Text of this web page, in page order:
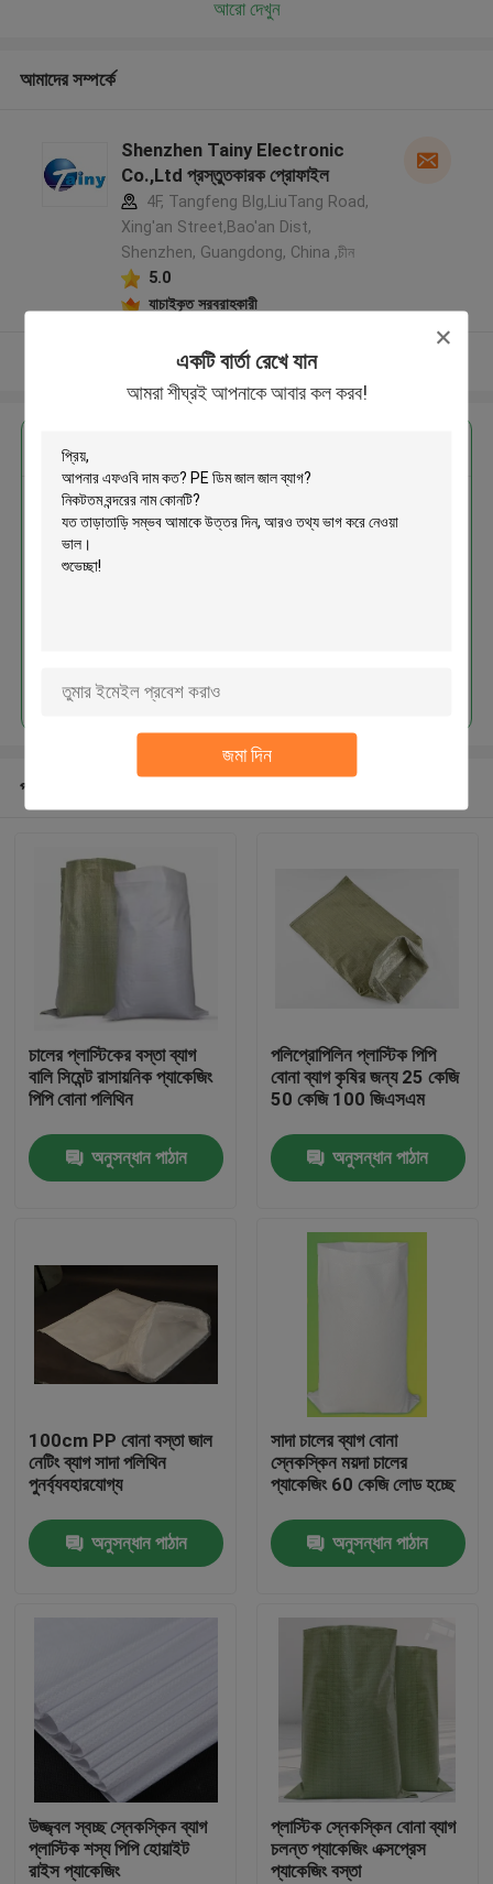
একটি বার্তা রেখে যান
আমরা শীঘ্রই আপনাকে আবার কল করব!
জমা দিন
পণ্য
আমাদের সম্পর্কে
কারখানা ভ্রমণ
মান নিয়ন্ত্রণ
নমনীয় পিভিসি টিউবিং
তাপ সঙ্কুচিত নল
ঢেউখেলান নমনীয় টিউবিং
আরো দেখুন
আমাদের সম্পর্কে
Shenzhen Tainy Electronic
Co.,Ltd প্রস্তুতকারক প্রোফাইল
4F, Tangfeng Blg,LiuTang Road,
Xing'an Street,Bao'an Dist,
Shenzhen, Guangdong, China ,চীন
5.0
যাচাইকৃত সরবরাহকারী
আরো দেখুন
PE ডিম জাল জাল ব্যাগ
প্রস্তাবিত পণ্য
চালের প্লাস্টিকের বস্তা ব্যাগ
বালি সিমেন্ট রাসায়নিক প্যাকেজিং
পিপি বোনা পলিথিন
অনুসন্ধান পাঠান
পলিপ্রোপিলিন প্লাস্টিক পিপি
বোনা ব্যাগ কৃষির জন্য 25 কেজি
50 কেজি 100 জিএসএম
অনুসন্ধান পাঠান
100cm PP বোনা বস্তা জাল
নেটিং ব্যাগ সাদা পলিথিন
পুনর্ব্যবহারযোগ্য
অনুসন্ধান পাঠান
সাদা চালের ব্যাগ বোনা
স্নেকস্কিন ময়দা চালের
প্যাকেজিং 60 কেজি লোড হচ্ছে
অনুসন্ধান পাঠান
উজ্জ্বল স্বচ্ছ স্নেকস্কিন ব্যাগ
প্লাস্টিক শস্য পিপি হোয়াইট
রাইস প্যাকেজিং
প্লাস্টিক স্নেকস্কিন বোনা ব্যাগ
চলন্ত প্যাকেজিং এক্সপ্রেস
প্যাকেজিং বস্তা